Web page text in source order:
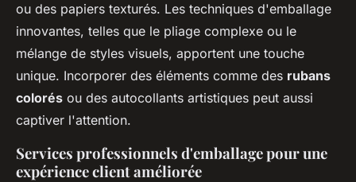
ou des papiers texturés. Les techniques d'emballage
innovantes, telles que le pliage complexe ou le
mélange de styles visuels, apportent une touche
unique. Incorporer des éléments comme des rubans
colorés ou des autocollants artistiques peut aussi
captiver l'attention.
Services professionnels d'emballage pour une
expérience client améliorée